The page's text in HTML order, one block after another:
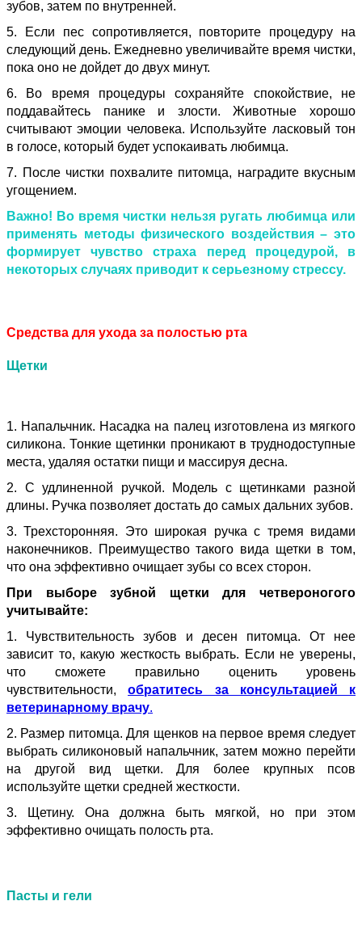
зубов, затем по внутренней.
5. Если пес сопротивляется, повторите процедуру на
следующий день. Ежедневно увеличивайте время чистки,
пока оно не дойдет до двух минут.
6. Во время процедуры сохраняйте спокойствие, не
поддавайтесь панике и злости. Животные хорошо
считывают эмоции человека. Используйте ласковый тон
в голосе, который будет успокаивать любимца.
7. После чистки похвалите питомца, наградите вкусным
угощением.
Важно! Во время чистки нельзя ругать любимца или
применять методы физического воздействия – это
формирует чувство страха перед процедурой, в
некоторых случаях приводит к серьезному стрессу.
Средства для ухода за полостью рта
Щетки
1. Напальчник. Насадка на палец изготовлена из мягкого
силикона. Тонкие щетинки проникают в труднодоступные
места, удаляя остатки пищи и массируя десна.
2. С удлиненной ручкой. Модель с щетинками разной
длины. Ручка позволяет достать до самых дальних зубов.
3. Трехсторонняя. Это широкая ручка с тремя видами
наконечников. Преимущество такого вида щетки в том,
что она эффективно очищает зубы со всех сторон.
При выборе зубной щетки для четвероногого
учитывайте:
1. Чувствительность зубов и десен питомца. От нее
зависит то, какую жесткость выбрать. Если не уверены,
что сможете правильно оценить уровень
чувствительности,обратитесь за консультацией к
ветеринарному врачу.
2. Размер питомца. Для щенков на первое время следует
выбрать силиконовый напальчник, затем можно перейти
на другой вид щетки. Для более крупных псов
используйте щетки средней жесткости.
3. Щетину. Она должна быть мягкой, но при этом
эффективно очищать полость рта.
Пасты и гели